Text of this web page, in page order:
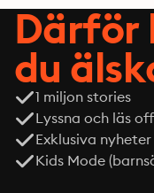
Därför
du
1 miljon stories
Lyssna och läs
Exklusiva
Kids Mode